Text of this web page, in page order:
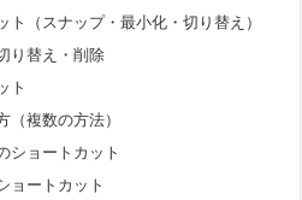
ト（スナップ・最小化・切り替え）
り替え・削除
ト
（複数の方法）
ショートカット
ョートカット